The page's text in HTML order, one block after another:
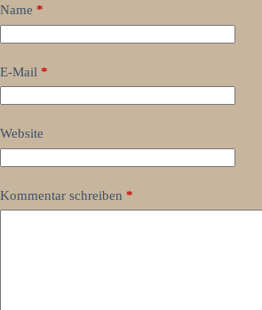
Name *
E-Mail *
Website
Kommentar schreiben *